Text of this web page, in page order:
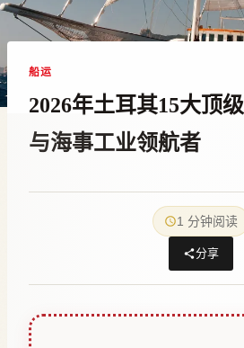
船运
2026年土耳其15大顶
与海事工业领航者
1 分钟阅读
分享